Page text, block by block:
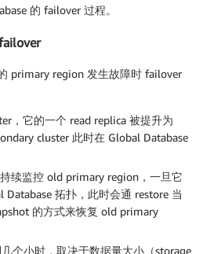
的 failover 过程。
primary region 发生故障时 failover
，它的一个 read replica 被提升为
cluster 此时在 Global Database
续监控 old primary region，一旦它
Database 拓扑，此时会通 restore 当
的方式来恢复 old primary
个小时，取决于数据量大小（storage